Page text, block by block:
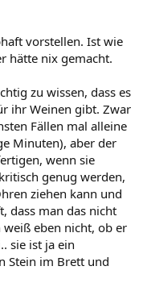
vorstellen. Ist wie
hätte nix gemacht.
zu wissen, dass es
ihr Weinen gibt. Zwar
Fällen mal alleine
Minuten), aber der
wenn sie
genug werden,
ziehen kann und
dass man das nicht
eben nicht, ob er
sie ist ja ein
Stein im Brett und